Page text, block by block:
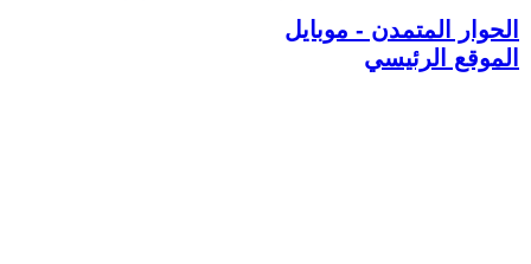
الحوار المتمدن - موبايل
الموقع الرئيسي